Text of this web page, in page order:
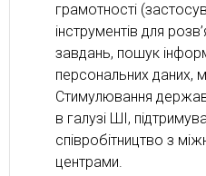
грамотності
інструментів для
завдань, пошук
персональних даних,
Стимулювання
в галузі ШІ,
співробітництво з
центрами.